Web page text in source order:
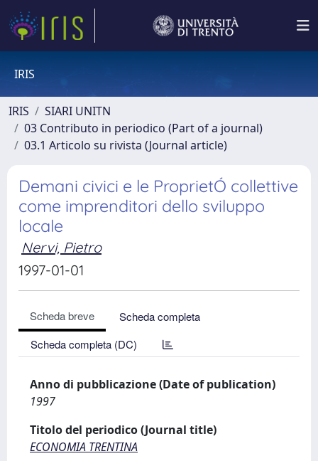
IRIS
IRIS
SIARI UNITN
03 Contributo in periodico (Part of a journal)
03.1 Articolo su rivista (Journal article)
Demani civici e le ProprietÓ collettive
come imprenditori dello sviluppo
locale
Nervi, Pietro
1997-01-01
Scheda breve
Scheda completa
Scheda completa (DC)
Anno di pubblicazione (Date of publication)
1997
Titolo del periodico (Journal title)
ECONOMIA TRENTINA